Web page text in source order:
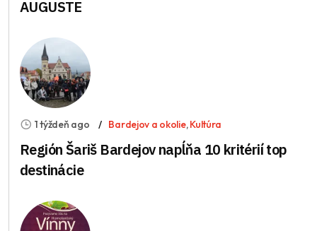
AUGUSTE
1 týždeň ago Bardejov a okolie,Kultúra
Región Šariš Bardejov napĺňa 10 kritérií top
destinácie